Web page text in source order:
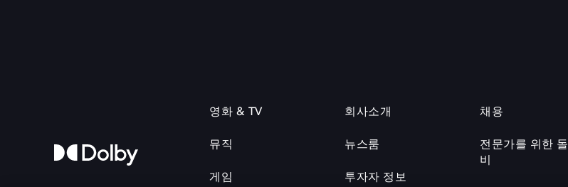
영화 & TV
뮤직
게임
회사소개
뉴스룸
투자자 정보
채용
전문가를 위한 돌
비